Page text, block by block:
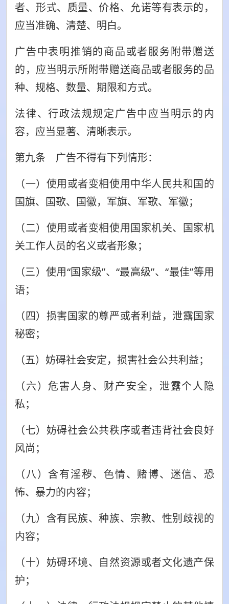
者、形式、质量、价格、允诺等有表示的，
应当准确、清楚、明白。
广告中表明推销的商品或者服务附带赠送
的，应当明示所附带赠送商品或者服务的品
种、规格、数量、期限和方式。
法律、行政法规规定广告中应当明示的内
容，应当显著、清晰表示。
第九条 广告不得有下列情形：
（一）使用或者变相使用中华人民共和国的
国旗、国歌、国徽，军旗、军歌、军徽；
（二）使用或者变相使用国家机关、国家机
关工作人员的名义或者形象；
（三）使用“国家级”、“最高级”、“最佳”等用
语；
（四）损害国家的尊严或者利益，泄露国家
秘密；
（五）妨碍社会安定，损害社会公共利益；
（六）危害人身、财产安全，泄露个人隐
私；
（七）妨碍社会公共秩序或者违背社会良好
风尚；
（八）含有淫秽、色情、赌博、迷信、恐
怖、暴力的内容；
（九）含有民族、种族、宗教、性别歧视的
内容；
（十）妨碍环境、自然资源或者文化遗产保
护；